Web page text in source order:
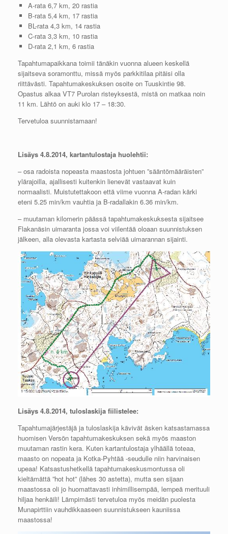
A-rata 6,7 km, 20 rastia
B-rata 5,4 km, 17 rastia
BL-rata 4,3 km, 14 rastia
C-rata 3,3 km, 10 rastia
D-rata 2,1 km, 6 rastia
Tapahtumapaikkana toimii tänäkin vuonna alueen keskellä
sijaitseva soramonttu, missä myös parkkitilaa pitäisi olla
riittävästi. Tapahtumakeskuksen osoite on Tuuskintie 98.
Opastus alkaa VT7 Purolan risteyksestä, mistä on matkaa noin
11 km. Lähtö on auki klo 17 – 18:30.
Tervetuloa suunnistamaan!
Lisäys 4.8.2014, kartantulostaja huolehtii:
– osa radoista nopeasta maastosta johtuen ”sääntömääräisten”
ylärajoilla, ajallisesti kuitenkin lienevät vastaavat kuin
normaalisti. Muistutettakoon että viime vuonna A-radan kärki
eteni 5.25 min/km vauhtia ja B-radallakin 6.36 min/km.
– muutaman kilomerin päässä tapahtumakeskuksesta sijaitsee
Flakanäsin uimaranta jossa voi viilentää oloaan suunnistuksen
jälkeen, alla olevasta kartasta selviää uimarannan sijainti.
Lisäys 4.8.2014, tuloslaskija fiilistelee:
Tapahtumajärjestäjä ja tuloslaskija kävivät äsken katsastamassa
huomisen Versön tapahtumakeskuksen sekä myös maaston
muutaman rastin kera. Kuten kartantulostaja ylhäällä toteaa,
maasto on nopeata ja Kotka-Pyhtää -seudulle niin harvinaisen
upeaa! Katsastushetkellä tapahtumakeskusmontussa oli
kieltämättä ”hot hot” (lähes 30 astetta), mutta sen sijaan
maastossa oli jo huomattavasti inhimillisempää, lempeä merituuli
hiljaa henkäili! Lämpimästi tervetuloa myös meidän puolesta
Munapirttiin vauhdikkaaseen suunnistukseen kauniissa
maastossa!